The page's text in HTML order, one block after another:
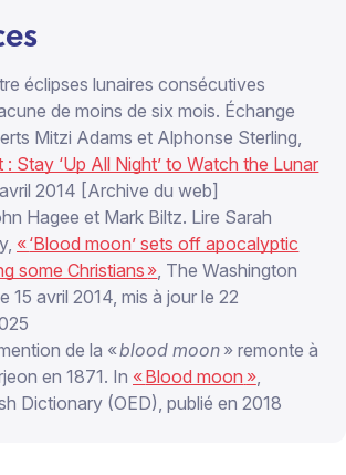
éclipses lunaires consécutives
de moins de six mois. Échange
Mitzi Adams et Alphonse Sterling,
Stay ‘Up All Night’ to Watch the Lunar
avril 2014 [Archive du web]
Hagee et Mark Biltz. Lire Sarah
«‘Blood moon’ sets off apocalyptic
some Christians » , The Washington
15 avril 2014, mis à jour le 22
de la «blood moon » remonte à
en 1871. In «Blood moon »,
Dictionary (OED), publié en 2018